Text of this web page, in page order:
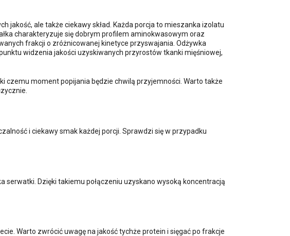
jakość, ale także ciekawy skład. Każda porcja to mieszanka izolatu
charakteryzuje się dobrym profilem aminokwasowym oraz
frakcji o zróżnicowanej kinetyce przyswajania. Odżywka
widzenia jakości uzyskiwanych przyrostów tkanki mięśniowej,
czemu moment popijania będzie chwilą przyjemności. Warto także
i ciekawy smak każdej porcji. Sprawdzi się w przypadku
serwatki. Dzięki takiemu połączeniu uzyskano wysoką koncentracją
Warto zwrócić uwagę na jakość tychże protein i sięgać po frakcje